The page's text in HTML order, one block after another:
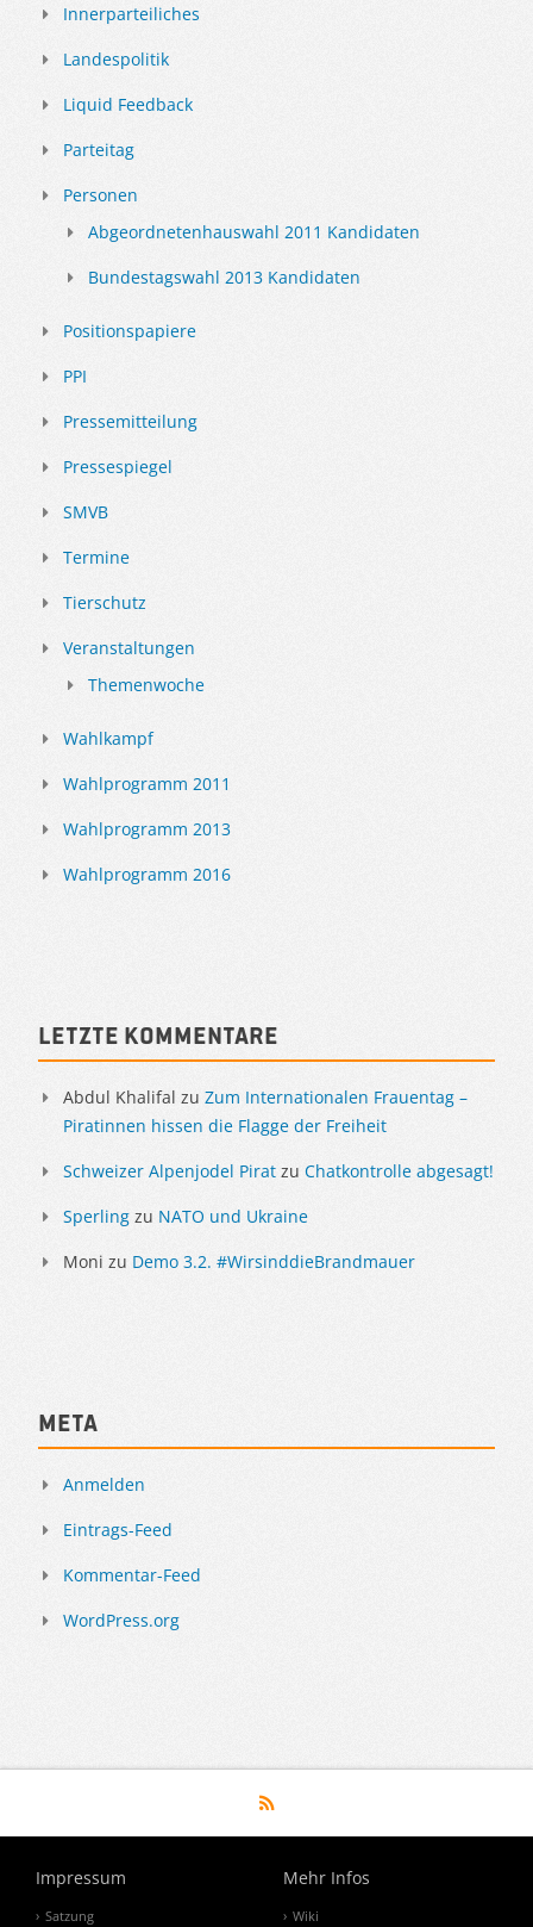
Innerparteiliches
Landespolitik
Liquid Feedback
Parteitag
Personen
Abgeordnetenhauswahl 2011 Kandidaten
Bundestagswahl 2013 Kandidaten
Positionspapiere
PPI
Pressemitteilung
Pressespiegel
SMVB
Termine
Tierschutz
Veranstaltungen
Themenwoche
Wahlkampf
Wahlprogramm 2011
Wahlprogramm 2013
Wahlprogramm 2016
Letzte Kommentare
Abdul Khalifal zu Zum Internationalen Frauentag –
Piratinnen hissen die Flagge der Freiheit
Schweizer Alpenjodel Pirat zu Chatkontrolle abgesagt!
Sperling zu NATO und Ukraine
Moni zu Demo 3.2. #WirsinddieBrandmauer
Meta
Anmelden
Eintrags-Feed
Kommentar-Feed
WordPress.org
Impressum
Satzung
Mehr Infos
Wiki